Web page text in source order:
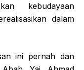
kebudayaan
dalam
ini pernah dan